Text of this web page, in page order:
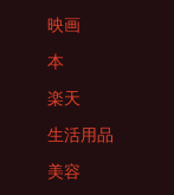
映画
本
楽天
生活用品
美容